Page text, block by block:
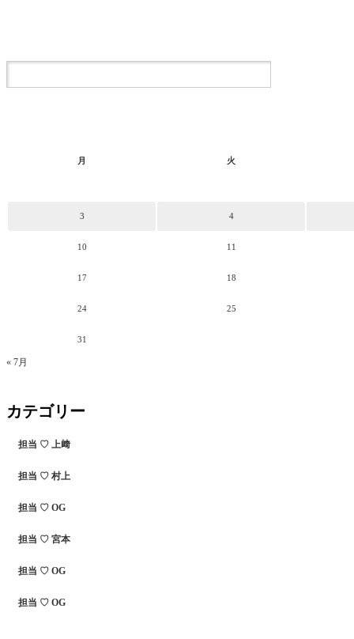
月 火
3 4
10 11
17 18
24 25
31
« 7月
カテゴリー
担当 ♡ 上﨑
担当 ♡ 村上
担当 ♡ OG
担当 ♡ 宮本
担当 ♡ OG
担当 ♡ OG